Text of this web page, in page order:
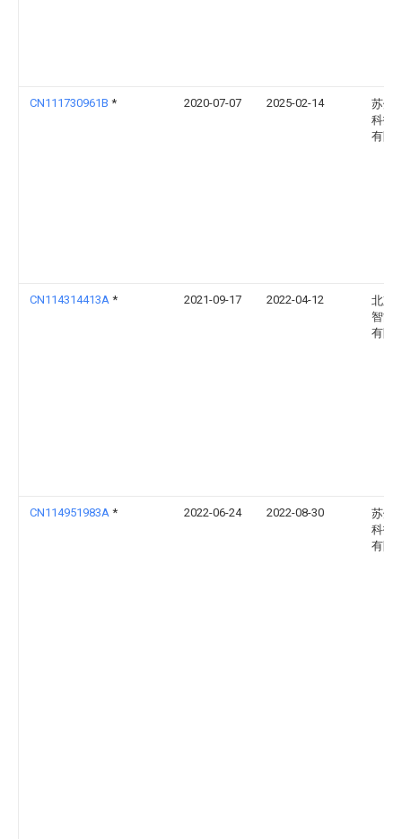
CN111730961B * 2020-07-07 2025-02-14
苏州
科技
有限
CN114314413A * 2021-09-17 2022-04-12
北京
智能
有限
CN114951983A * 2022-06-24 2022-08-30
苏州
科技
有限